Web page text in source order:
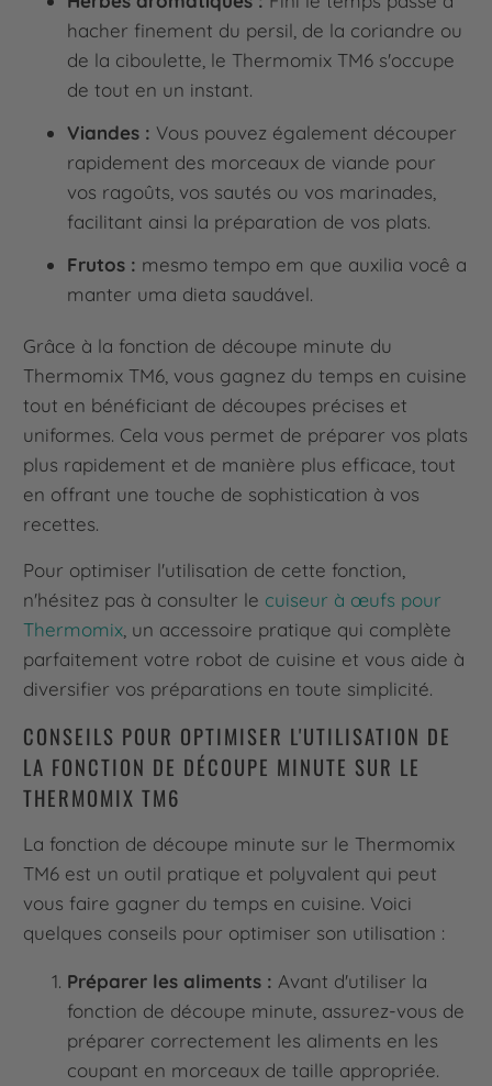
hacher finement du persil, de la coriandre ou
de la ciboulette, le Thermomix TM6 s'occupe
de tout en un instant.
Viandes : Vous pouvez également découper
rapidement des morceaux de viande pour
vos ragoûts, vos sautés ou vos marinades,
facilitant ainsi la préparation de vos plats.
Frutos : mesmo tempo em que auxilia você a
manter uma dieta saudável.
Grâce à la fonction de découpe minute du
Thermomix TM6, vous gagnez du temps en cuisine
tout en bénéficiant de découpes précises et
uniformes. Cela vous permet de préparer vos plats
plus rapidement et de manière plus efficace, tout
en offrant une touche de sophistication à vos
recettes.
Pour optimiser l'utilisation de cette fonction,
n'hésitez pas à consulter le cuiseur à œufs pour
Thermomix , un accessoire pratique qui complète
parfaitement votre robot de cuisine et vous aide à
diversifier vos préparations en toute simplicité.
CONSEILS POUR OPTIMISER L'UTILISATION DE
LA FONCTION DE DÉCOUPE MINUTE SUR LE
THERMOMIX TM6
La fonction de découpe minute sur le Thermomix
TM6 est un outil pratique et polyvalent qui peut
vous faire gagner du temps en cuisine. Voici
quelques conseils pour optimiser son utilisation :
Préparer les aliments : Avant d'utiliser la
fonction de découpe minute, assurez-vous de
préparer correctement les aliments en les
coupant en morceaux de taille appropriée.